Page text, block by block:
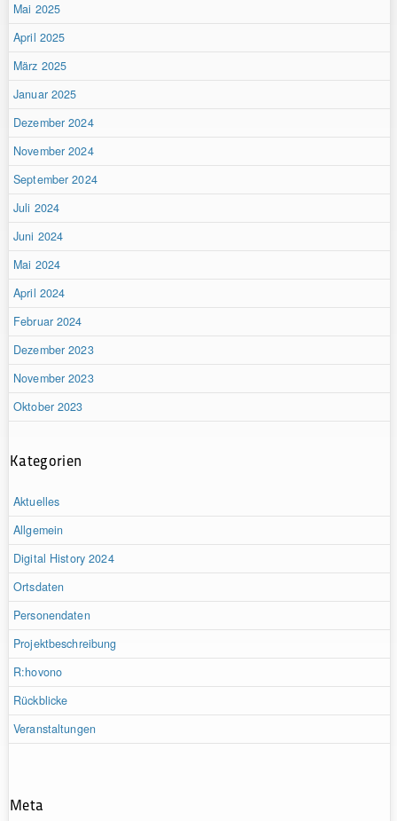
Mai 2025
April 2025
März 2025
Januar 2025
Dezember 2024
November 2024
September 2024
Juli 2024
Juni 2024
Mai 2024
April 2024
Februar 2024
Dezember 2023
November 2023
Oktober 2023
Kategorien
Aktuelles
Allgemein
Digital History 2024
Ortsdaten
Personendaten
Projektbeschreibung
R:hovono
Rückblicke
Veranstaltungen
Meta